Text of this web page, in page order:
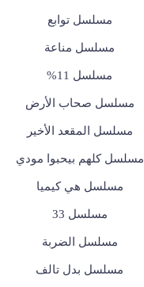
مسلسل توابع
مسلسل مناعة
مسلسل 11%
مسلسل صحاب الأرض
مسلسل المقعد الأخير
مسلسل كلهم بيحبوا مودي
مسلسل هي كيميا
مسلسل 33
مسلسل الضربة
مسلسل بدل تالف